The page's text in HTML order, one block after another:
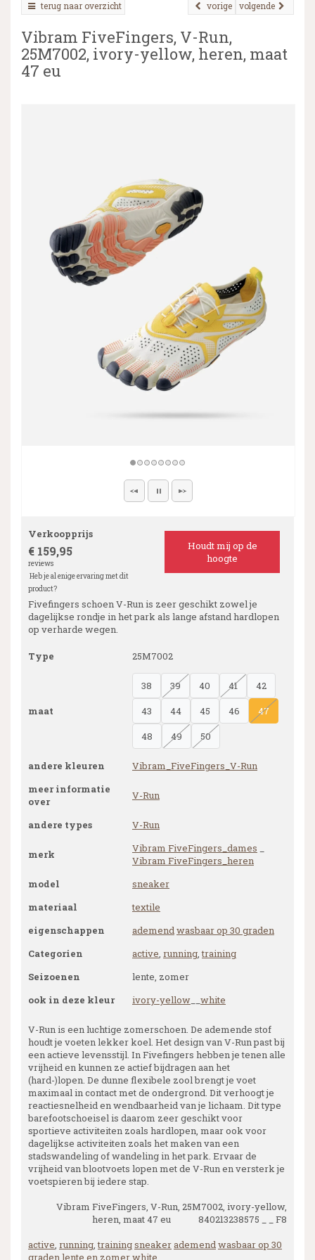
▼
terug naar overzicht volgende
vorige
Vibram FiveFingers, V-Run,
25M7002, ivory-yellow, heren, maat
47 eu
Verkoopprijs
€ 159,95
reviews
Heb je al enige ervaring met dit
product?
Houdt mij op de
hoogte
Fivefingers schoen V-Run is zeer geschikt zowel je
dagelijkse rondje in het park als lange afstand hardlopen
op verharde wegen.
Type 25M7002
maat
38 39 40 41
42
43
44 45 46
47
48
49 50
andere kleuren
Vibram_FiveFingers_V-Run
meer informatie
over
V-Run
andere types V-Run
merk Vibram FiveFingers_dames
Vibram FiveFingers_heren
model
sneaker
materiaal
textile
eigenschappen
ademendwasbaar op 30 graden
Categorien
active, running,training
Seizoenen
lente, zomer
ook in deze kleur
ivory-yellow white
V-Run is een luchtige zomerschoen. De ademende stof
houdt je voeten lekker koel. Het design van V-Run past bij
een actieve levensstijl. In Fivefingers hebben je tenen alle
vrijheid en kunnen ze actief bijdragen aan het
(hard-)lopen. De dunne flexibele zool brengt je voet
maximaal in contact met de ondergrond. Dit verhoogt je
reactiesnelheid en wendbaarheid van je lichaam. Dit type
barefootschoeisel is daarom zeer geschikt voor
sportieve activiteiten zoals hardlopen, maar ook voor
dagelijkse activiteiten zoals het maken van een
stadswandeling of wandeling in het park. Ervaar de
vrijheid van blootvoets lopen met de V-Run en versterk je
voetspieren bij iedere stap.
Vibram FiveFingers, V-Run, 25M7002, ivory-yellow,
heren, maat 47 eu 840213238575 _ _ F8
active, running,trainingsneakerademendwasbaar op 30
graden lente en zomerwhite